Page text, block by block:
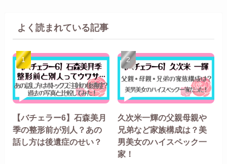
よく読まれている記事
【バチェラー6】石森美月
季の整形前が別人？あの
話し方は後遺症のせい？
久次米一輝の父親母親や
兄弟など家族構成は？美
男美女のハイスペック一
家！